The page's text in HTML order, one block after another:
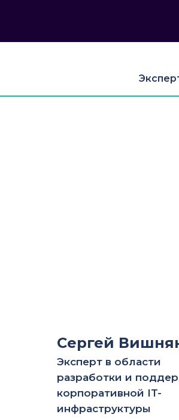
Сергей
Эксперт в области
разработки и
корпоративной IT-
инфраструктуры